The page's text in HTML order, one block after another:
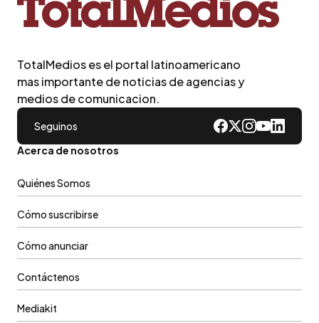
TotalMedios es el portal latinoamericano
mas importante de noticias de agencias y
medios de comunicacion.
Seguinos
Acerca de nosotros
Quiénes Somos
Cómo suscribirse
Cómo anunciar
Contáctenos
Mediakit